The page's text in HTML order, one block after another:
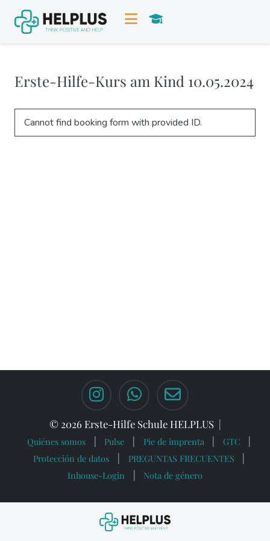
Erste-Hilfe-Kurs am Kind 10.05.2024
Cannot find booking form with provided ID.
© 2026 Erste-Hilfe Schule HELPLUS
Quiénes somos Pulse Pie de imprenta
GTC
Protección de datos
PREGUNTAS FRECUENTES
Inhouse-Login
Nota de género